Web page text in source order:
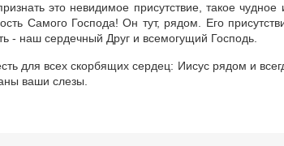
это невидимое присутствие, такое
Самого Господа! Он тут, рядом. Его
- наш сердечный Друг и всемогущий Господь.
для всех скорбящих сердец: Иисус рядом и
ваши слезы.